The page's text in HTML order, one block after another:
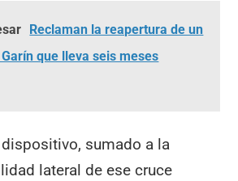
Reclaman la reapertura de un
que lleva seis meses
sumado a la
lateral de ese cruce